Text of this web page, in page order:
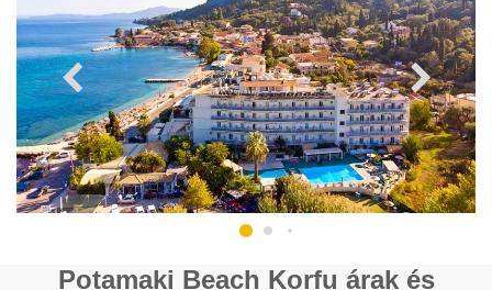
Potamaki Beach Korfu árak és